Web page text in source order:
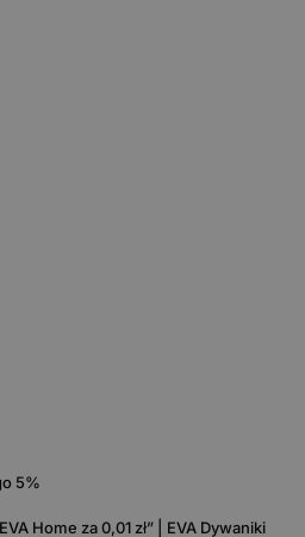
5%
Home za 0,01 zł” | EVA Dywaniki